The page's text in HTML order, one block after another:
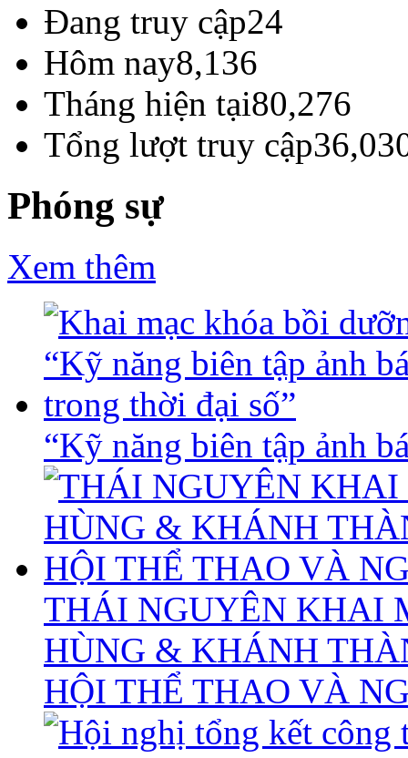
Đang truy cập24
Hôm nay8,136
Tháng hiện tại80,276
Tổng lượt truy cập
Phóng sự
Xem thêm
“Kỹ năng biên tập ảnh
THÁI NGUYÊN KHAI
HÙNG & KHÁNH
HỘI THỂ THAO VÀ